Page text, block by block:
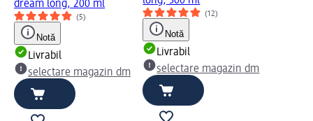
dream long, 200 ml
(5)
Notă
Livrabil
selectare magazin dm
(12)
Notă
Livrabil
selectare magazin dm